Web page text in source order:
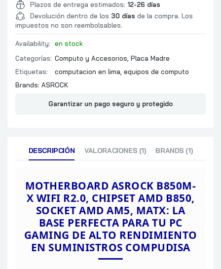
DIMM
EXPANSION MAXIMA EN
TIPO DE RAM
VIDEO
CANALES
CONECTIVIDAD
BLUETOOTH VERSION
ALMACENAMIENTO
SERIAL ATA
4
VELOCIDAD DE
TRANSFERENCIA
RAID SATA
Plazos de entrega estimados: 12-26 días
Devolución dentro de los 30 días de la compra. Los
impuestos no son reembolsables.
Availability:
en stock
Categorías: Computo y Accesorios Placa Madre
Etiquetas:
computacion en lima equipos de computo
Brands: ASROCK
Garantizar un pago seguro y protegido
DESCRIPCIÓN VALORACIONES (1) BRANDS (1)
MOTHERBOARD ASROCK B850M-
X WIFI R2.0, CHIPSET AMD B850,
SOCKET AMD AM5, MATX: LA
BASE PERFECTA PARA TU PC
GAMING DE ALTO RENDIMIENTO
EN SUMINISTROS COMPUDISA